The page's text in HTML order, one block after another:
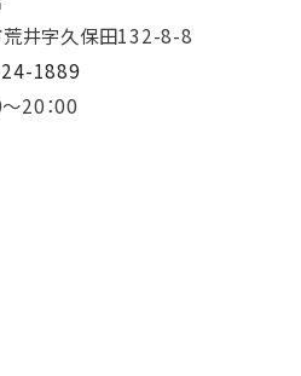
荒井字久保田132-8-8
1889
20：00